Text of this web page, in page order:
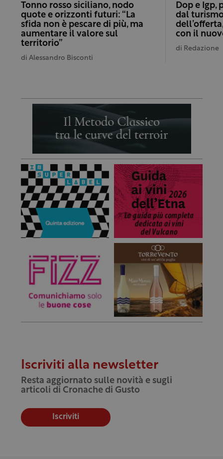
Tonno rosso siciliano, nodo
quote e orizzonti futuri: “La
sfida non è pescare di più, ma
aumentare il valore sul
territorio”
di Alessandro Bisconti
Dop e Igp,
dal
con il
di Redazione
Iscriviti alla newsletter
Resta aggiornato sulle novità e sugli
articoli di Cronache di Gusto
Iscriviti